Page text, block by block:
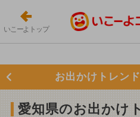
いこーよトップ
お出かけトレン
愛知県のお出かけ